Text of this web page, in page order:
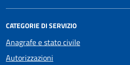
CATEGORIE DI SERVIZIO
Anagrafe e stato civile
Autorizzazioni